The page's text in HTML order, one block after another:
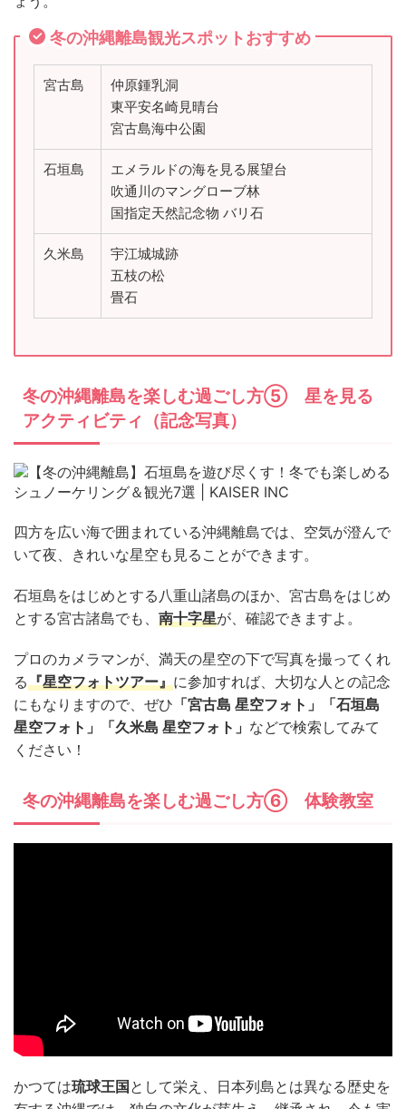
冬の沖縄離島観光スポットおすすめ
宮古島
仲原鍾乳洞
東平安名崎見晴台
宮古島海中公園
石垣島
エメラルドの海を見る展望台
吹通川のマングローブ林
国指定天然記念物 バリ石
久米島
宇江城城跡
五枝の松
畳石
冬の沖縄離島を楽しむ過ごし方⑤ 星を見る
アクティビティ（記念写真）
四方を広い海で囲まれている沖縄離島では、空気が澄んで
いて夜、きれいな星空も見ることができます。
石垣島をはじめとする八重山諸島のほか、宮古島をはじめ
とする宮古諸島でも、 南十字星が、確認できますよ。
プロのカメラマンが、満天の星空の下で写真を撮ってくれ
る『星空フォトツアー』に参加すれば、大切な人との記念
にもなりますので、ぜひ 「宮古島 星空フォト」「石垣島
星空フォト」「久米島 星空フォト」 などで検索してみて
ください！
冬の沖縄離島を楽しむ過ごし方⑥ 体験教室
かつては琉球王国として栄え、日本列島とは異なる歴史を